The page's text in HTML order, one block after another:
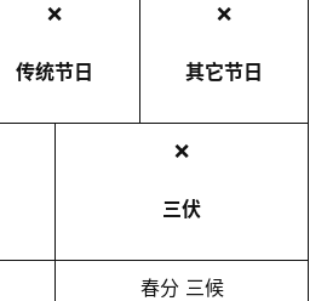
❌
传统节日
❌
其它节日
❌
三伏
春分 三候